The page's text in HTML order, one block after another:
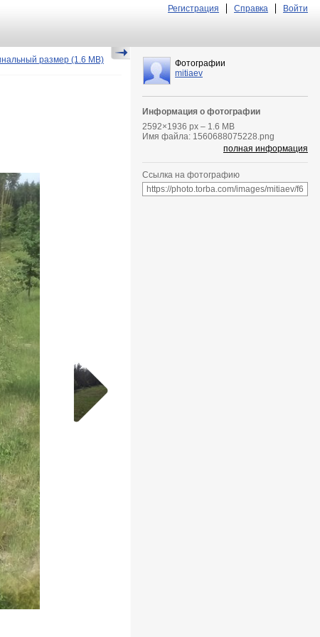
Регистрация Справка Войти
размер (1.6 MB)
Фотографии
mitiaev
Информация о фотографии
2592×1936 px – 1.6 MB
Имя файла: 1560688075228.png
полная информация
Ссылка на фотографию